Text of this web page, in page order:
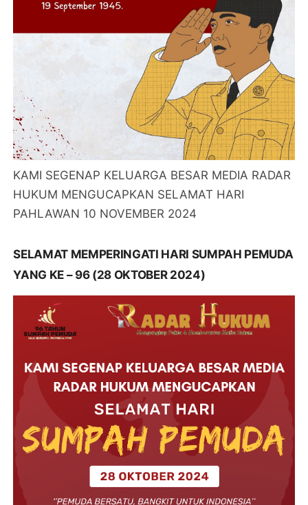
KAMI SEGENAP KELUARGA BESAR MEDIA RADAR
HUKUM MENGUCAPKAN SELAMAT HARI
PAHLAWAN 10 NOVEMBER 2024
SELAMAT MEMPERINGATI HARI SUMPAH PEMUDA
YANG KE – 96 (28 OKTOBER 2024)